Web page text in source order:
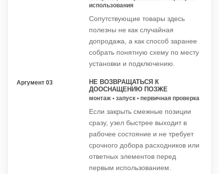
использования
Сопутствующие товары здесь
полезны не как случайная
допродажа, а как способ заранее
собрать понятную схему по месту
установки и подключению.
Аргумент 03
НЕ ВОЗВРАЩАТЬСЯ К
ДООСНАЩЕНИЮ ПОЗЖЕ
монтаж • запуск • первичная проверка
Если закрыть смежные позиции
сразу, узел быстрее выходит в
рабочее состояние и не требует
срочного добора расходников или
ответных элементов перед
первым использованием.